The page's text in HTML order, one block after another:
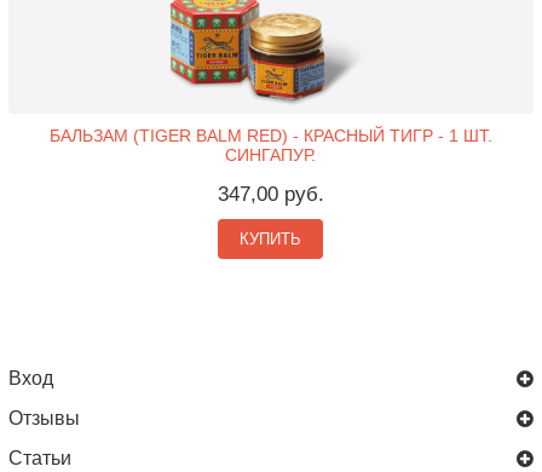
БАЛЬЗАМ (TIGER BALM RED) - КРАСНЫЙ ТИГР - 1 ШТ.
СИНГАПУР.
347,00 руб.
КУПИТЬ
Вход
Отзывы
Статьи